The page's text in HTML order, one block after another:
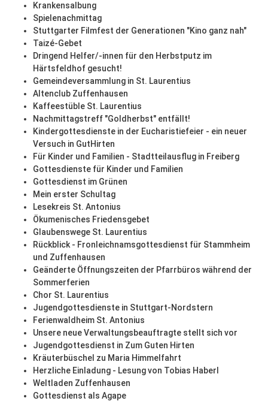
Krankensalbung
Spielenachmittag
Stuttgarter Filmfest der Generationen "Kino ganz nah"
Taizé-Gebet
Dringend Helfer/-innen für den Herbstputz im
Härtsfeldhof gesucht!
Gemeindeversammlung in St. Laurentius
Altenclub Zuffenhausen
Kaffeestüble St. Laurentius
Nachmittagstreff "Goldherbst" entfällt!
Kindergottesdienste in der Eucharistiefeier - ein neuer
Versuch in GutHirten
Für Kinder und Familien - Stadtteilausflug in Freiberg
Gottesdienste für Kinder und Familien
Gottesdienst im Grünen
Mein erster Schultag
Lesekreis St. Antonius
Ökumenisches Friedensgebet
Glaubenswege St. Laurentius
Rückblick - Fronleichnamsgottesdienst für Stammheim
und Zuffenhausen
Geänderte Öffnungszeiten der Pfarrbüros während der
Sommerferien
Chor St. Laurentius
Jugendgottesdienste in Stuttgart-Nordstern
Ferienwaldheim St. Antonius
Unsere neue Verwaltungsbeauftragte stellt sich vor
Jugendgottesdienst in Zum Guten Hirten
Kräuterbüschel zu Maria Himmelfahrt
Herzliche Einladung - Lesung von Tobias Haberl
Weltladen Zuffenhausen
Gottesdienst als Agape